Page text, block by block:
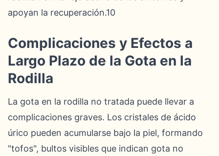
apoyan la recuperación.10
Complicaciones y Efectos a
Largo Plazo de la Gota en la
Rodilla
La gota en la rodilla no tratada puede llevar a
complicaciones graves. Los cristales de ácido
úrico pueden acumularse bajo la piel, formando
"tofos", bultos visibles que indican gota no